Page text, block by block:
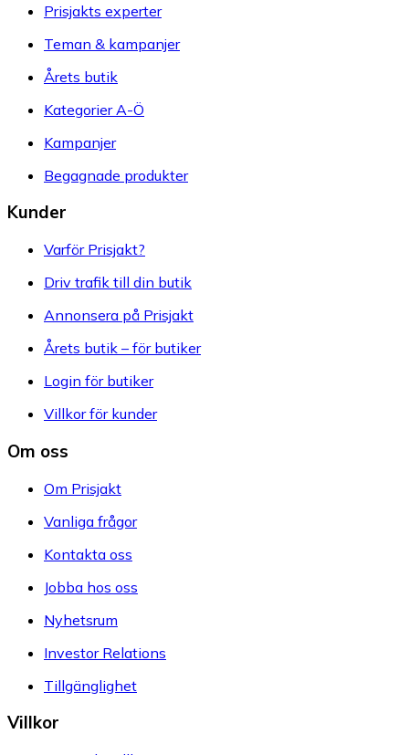
Prisjakts experter
Teman & kampanjer
Årets butik
Kategorier A-Ö
Kampanjer
Begagnade produkter
Kunder
Varför Prisjakt?
Driv trafik till din butik
Annonsera på Prisjakt
Årets butik – för butiker
Login för butiker
Villkor för kunder
Om oss
Om Prisjakt
Vanliga frågor
Kontakta oss
Jobba hos oss
Nyhetsrum
Investor Relations
Tillgänglighet
Villkor